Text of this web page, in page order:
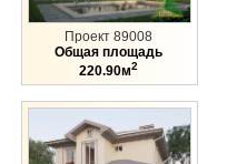
Проект 89008
Общая площадь
220.90м2